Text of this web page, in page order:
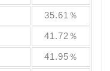
35.61％
41.72％
41.95％